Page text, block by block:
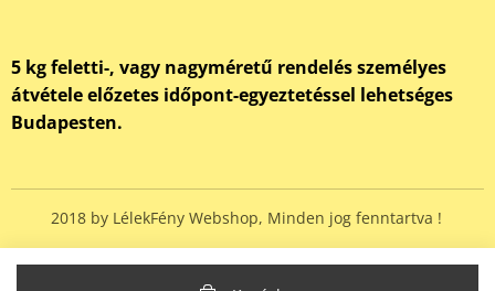
5 kg feletti-, vagy nagyméretű rendelés személyes
átvétele előzetes időpont-egyeztetéssel lehetséges
Budapesten.
2018 by LélekFény Webshop, Minden jog fenntartva !